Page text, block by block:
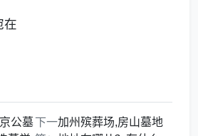
在
公墓下一加州殡葬场,房山墓地